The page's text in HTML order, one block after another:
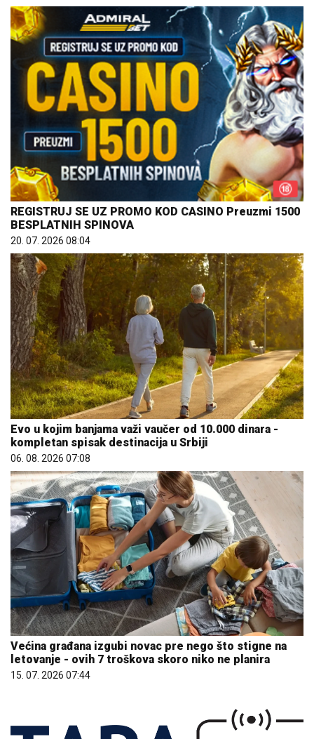
REGISTRUJ SE UZ PROMO KOD CASINO Preuzmi 1500
BESPLATNIH SPINOVA
20. 07. 2026 08:04
Evo u kojim banjama važi vaučer od 10.000 dinara -
kompletan spisak destinacija u Srbiji
06. 08. 2026 07:08
Većina građana izgubi novac pre nego što stigne na
letovanje - ovih 7 troškova skoro niko ne planira
15. 07. 2026 07:44